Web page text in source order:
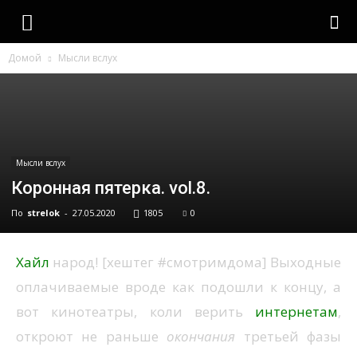
Домой Мысли вслух
Мысли вслух
Коронная пятерка. vol.8.
По strelok - 27.05.2020 1805 0
Хайл народ! [хештег #смотримдома] Выходные
оплачиваемые вроде как подошли к концу, а
вот кинотеатры, коли верить интернетам,
откроют не раньше окончания третьей фазы